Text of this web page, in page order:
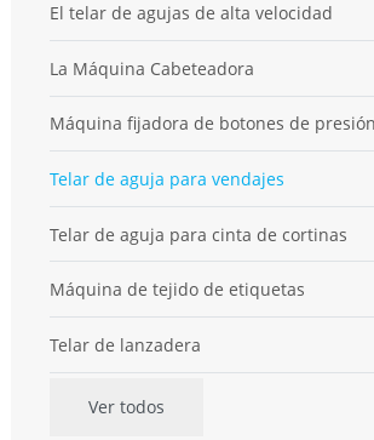
El telar de agujas de alta velocidad
La Máquina Cabeteadora
Máquina fijadora de botones de
Telar de aguja para vendajes
Telar de aguja para cinta de cortinas
Máquina de tejido de etiquetas
Telar de lanzadera
Ver todos